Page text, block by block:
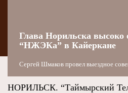
Глава Норильска высоко
“НЖЭКа” в Кайеркане
Сергей Шмаков провел выездное
НОРИЛЬСК. “Таймырский